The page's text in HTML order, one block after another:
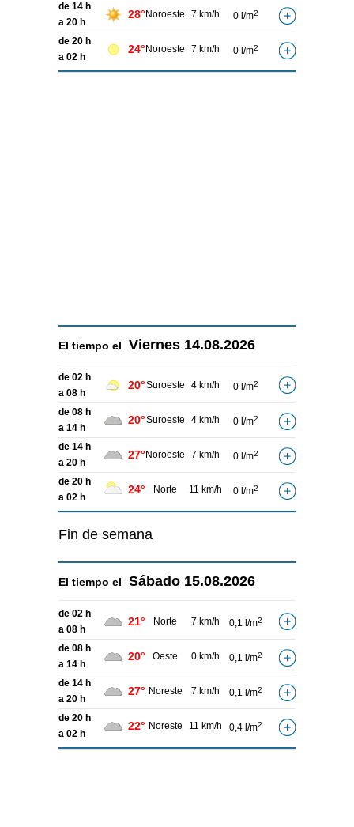
de 14 h
a 20 h
28° Noroeste 7 km/h 0 l/m2
de 20 h
a 02 h
24° Noroeste 7 km/h 0 l/m2
El tiempo el Viernes 14.08.2026
de 02 h
a 08 h
20°Suroeste 4 km/h 0 l/m2
de 08 h
a 14 h
20°Suroeste 4 km/h 0 l/m2
de 14 h
a 20 h
27° Noroeste 7 km/h 0 l/m2
de 20 h
a 02 h
24° Norte 11 km/h 0 l/m2
Fin de semana
El tiempo el Sábado 15.08.2026
de 02 h
a 08 h
21° Norte 7 km/h 0,1 l/m2
de 08 h
a 14 h
20° Oeste 0 km/h 0,1 l/m2
de 14 h
a 20 h
27° Noreste 7 km/h 0,1 l/m2
de 20 h
a 02 h
22° Noreste 11 km/h 0,4 l/m2